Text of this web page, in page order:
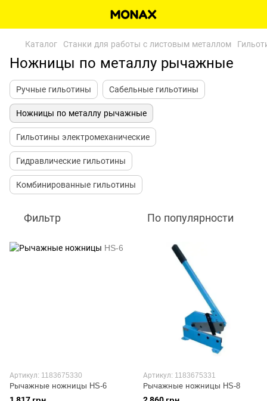
Каталог Станки для работы с листовым металлом
Ножницы по металлу рычажные
Ручные гильотины Сабельные гильотины
Ножницы по металлу рычажные
Гильотины электромеханические
Гидравлические гильотины
Комбинированные гильотины
Фильтр По популярности
Артикул: 1183675330
Рычажные ножницы HS-6
Артикул: 1183675331
Рычажные ножницы HS-8